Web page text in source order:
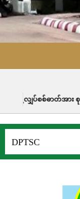
း စုစုပေါင်းထုတ်လုပ်ခဲ့မှုမှ
DPTSC